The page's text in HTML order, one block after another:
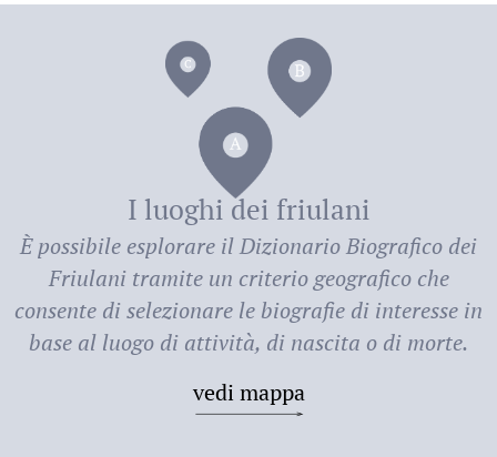
deiI luoghi dei friulani
È possibile esplorare ilDizionario Biografico dei
Friulani tramite un criterio geografico che
consente di selezionare le biografie di interesse in
base al luogo di attività, di nascita o di morte.
vedi mappa